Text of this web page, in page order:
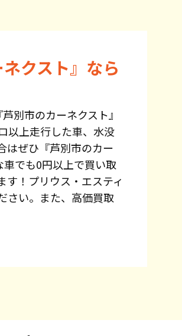
クスト』なら
別市のカーネクスト』
以上走行した車、水没
はぜひ『芦別市のカー
でも0円以上で買い取
！プリウス・エスティ
さい。また、高価買取